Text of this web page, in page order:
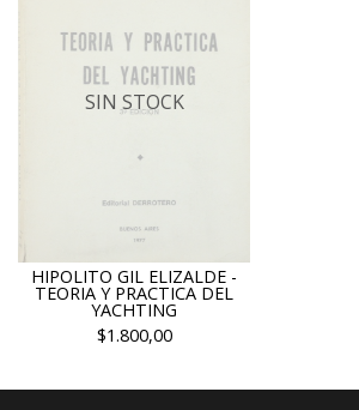
SIN STOCK
HIPOLITO GIL ELIZALDE -
TEORIA Y PRACTICA DEL
YACHTING
$1.800,00